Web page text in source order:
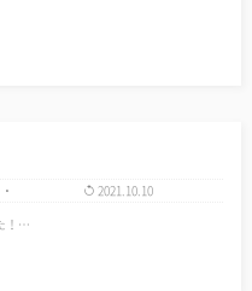
2021.10.10
！…